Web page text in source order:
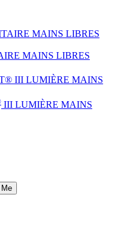
MAINS LIBRES
III LUMIÈRE MAINS